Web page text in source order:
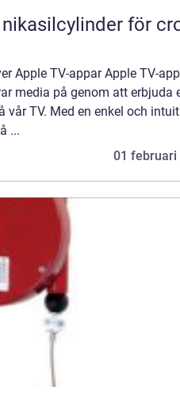
för
Apple TV-appar Apple TV-
media på genom att erbjuda
vår TV. Med en enkel och
...
01 februari